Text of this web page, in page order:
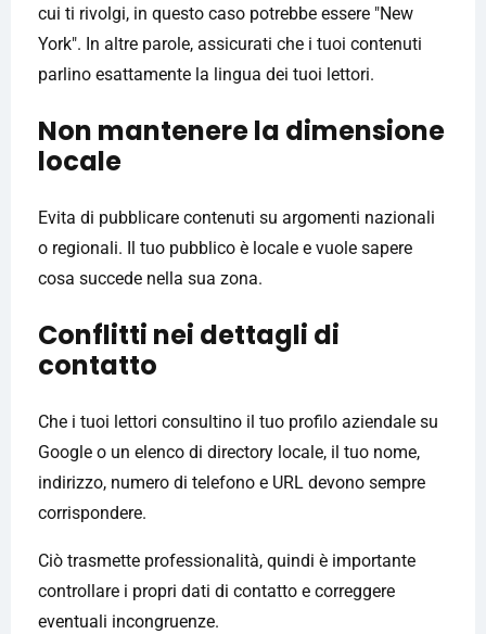
cui ti rivolgi, in questo caso potrebbe essere "New
York". In altre parole, assicurati che i tuoi contenuti
parlino esattamente la lingua dei tuoi lettori.
Non mantenere la dimensione
locale
Evita di pubblicare contenuti su argomenti nazionali
o regionali. Il tuo pubblico è locale e vuole sapere
cosa succede nella sua zona.
Conflitti nei dettagli di
contatto
Che i tuoi lettori consultino il tuo profilo aziendale su
Google o un elenco di directory locale, il tuo nome,
indirizzo, numero di telefono e URL devono sempre
corrispondere.
Ciò trasmette professionalità, quindi è importante
controllare i propri dati di contatto e correggere
eventuali incongruenze.